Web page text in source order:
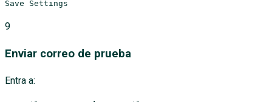
Save Settings
9
Enviar correo de prueba
Entra a: